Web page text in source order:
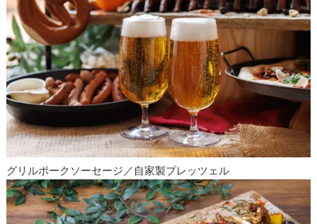
グリルポークソーセージ／自家製プレッツェル